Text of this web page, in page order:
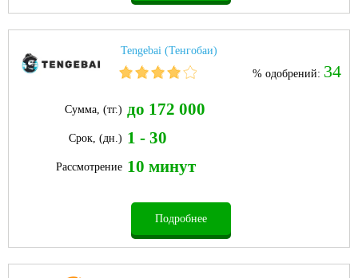
Tengebai (Тенгобаи)
% одобрений: 34
Сумма, (тг.) до 172 000
Срок, (дн.) 1 - 30
Рассмотрение 10 минут
Подробнее